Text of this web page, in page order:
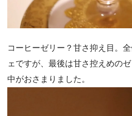
コーヒーゼリー？甘さ抑え目。
ェですが、最後は甘さ控えめの
中がおさまりました。